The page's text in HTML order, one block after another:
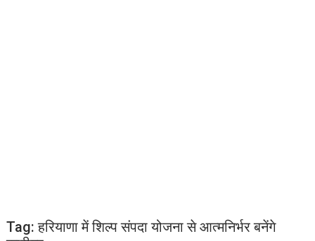
Tag:हरियाणा में शिल्प संपदा योजना से आत्मनिर्भर बनेंगे